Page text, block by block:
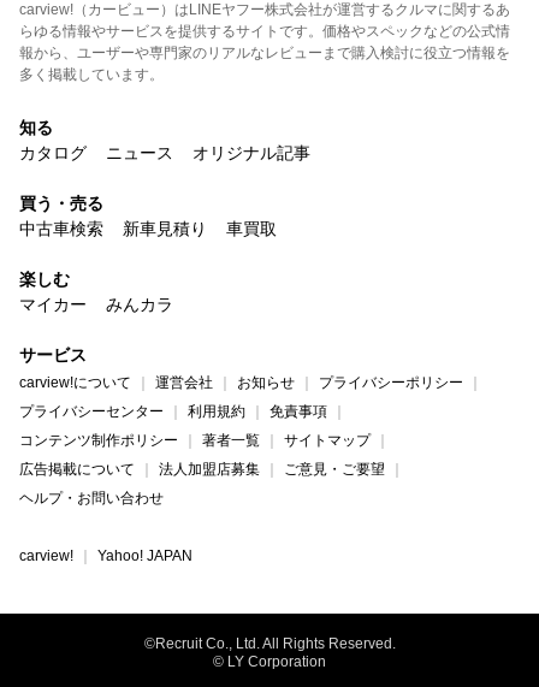
carview!（カービュー）はLINEヤフー株式会社が運営するクルマに関するあ
らゆる情報やサービスを提供するサイトです。価格やスペックなどの公式情
報から、ユーザーや専門家のリアルなレビューまで購入検討に役立つ情報を
多く掲載しています。
知る
カタログ
ニュース オリジナル記事
買う・売る
中古車検索
新車見積り 車買取
楽しむ
マイカー
みんカラ
サービス
carview!について 運営会社 お知らせ
プライバシーポリシー
プライバシーセンター
利用規約
免責事項
コンテンツ制作ポリシー
著者一覧
サイトマップ
広告掲載について
法人加盟店募集
ご意見・ご要望
ヘルプ・お問い合わせ
carview! Yahoo! JAPAN
©Recruit Co., Ltd. All Rights Reserved.
© LY Corporation